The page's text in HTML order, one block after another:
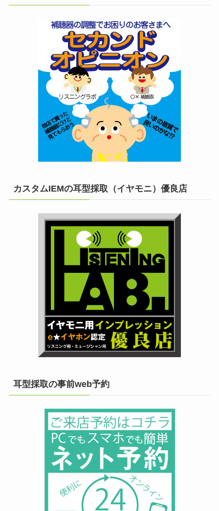
カスタムIEMの耳型採取（イヤモニ）優良店
耳型採取の事前web予約